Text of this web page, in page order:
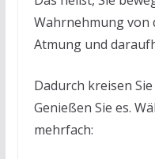
Wahrnehmung von
Atmung und
Dadurch kreisen
Genießen Sie es.
mehrfach: